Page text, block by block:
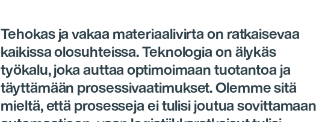
Tehokas ja vakaa materiaalivirta on ratkaisevaa
kaikissa olosuhteissa. Teknologia on älykäs
työkalu, joka auttaa optimoimaan tuotantoa ja
täyttämään prosessivaatimukset. Olemme sitä
mieltä, että prosesseja ei tulisi joutua sovittamaan